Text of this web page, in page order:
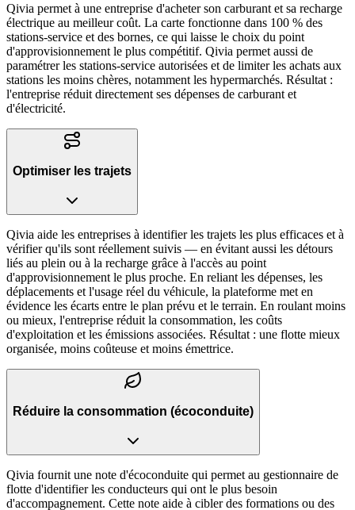
Qivia permet à une entreprise d'acheter son carburant et sa recharge
électrique au meilleur coût. La carte fonctionne dans 100 % des
stations-service et des bornes, ce qui laisse le choix du point
d'approvisionnement le plus compétitif. Qivia permet aussi de
paramétrer les stations-service autorisées et de limiter les achats aux
stations les moins chères, notamment les hypermarchés. Résultat :
l'entreprise réduit directement ses dépenses de carburant et
d'électricité.
Optimiser les trajets
Qivia aide les entreprises à identifier les trajets les plus efficaces et à
vérifier qu'ils sont réellement suivis — en évitant aussi les détours
liés au plein ou à la recharge grâce à l'accès au point
d'approvisionnement le plus proche. En reliant les dépenses, les
déplacements et l'usage réel du véhicule, la plateforme met en
évidence les écarts entre le plan prévu et le terrain. En roulant moins
ou mieux, l'entreprise réduit la consommation, les coûts
d'exploitation et les émissions associées. Résultat : une flotte mieux
organisée, moins coûteuse et moins émettrice.
Réduire la consommation (écoconduite)
Qivia fournit une note d'écoconduite qui permet au gestionnaire de
flotte d'identifier les conducteurs qui ont le plus besoin
d'accompagnement. Cette note aide à cibler des formations ou des